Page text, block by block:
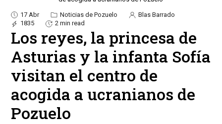
17 Abr Noticias de Pozuelo
Blas Barrado
1835
2 min read
Los reyes, la princesa de
Asturias y la infanta Sofía
visitan el centro de
acogida a ucranianos de
Pozuelo